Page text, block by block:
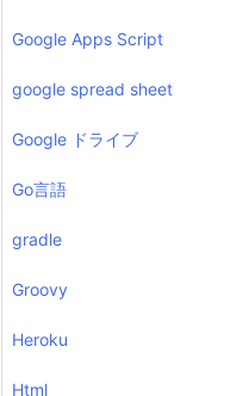
Google Apps Script
google spread sheet
Google ドライブ
Go言語
gradle
Groovy
Heroku
Html